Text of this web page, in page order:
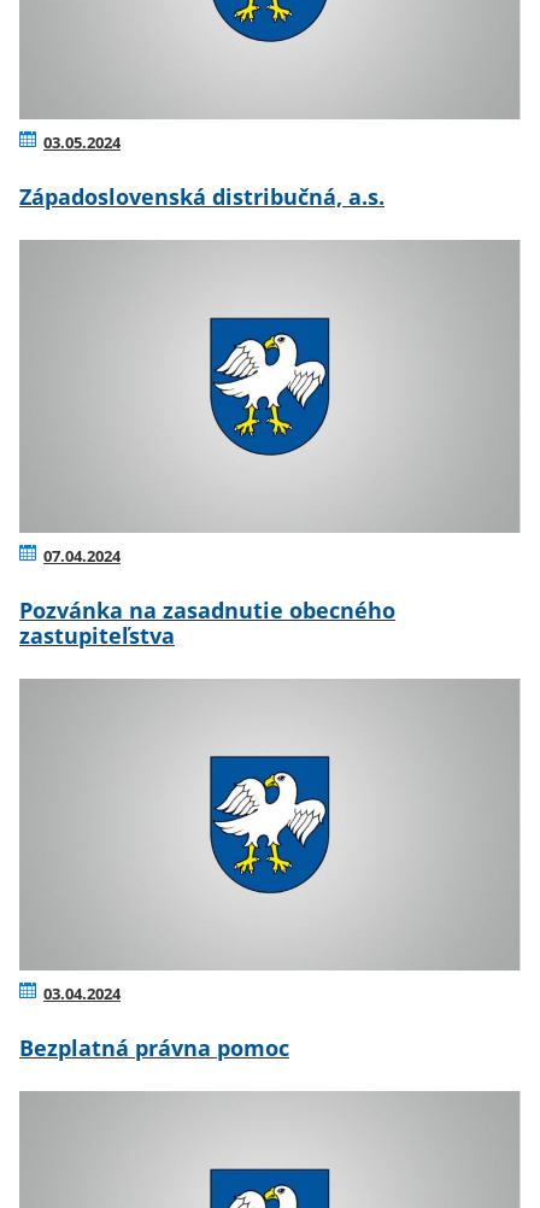
03.05.2024
Západoslovenská distribučná, a.s.
07.04.2024
Pozvánka na zasadnutie obecného
zastupiteľstva
03.04.2024
Bezplatná právna pomoc